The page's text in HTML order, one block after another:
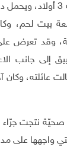
الصحفي أبو عكر متزوج وله 3
بيت لحم،
وقد تعرض
إلى جانب
عائلته، وكان
نتجت جرّاء
واجهها على